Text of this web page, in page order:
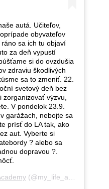
autá. Učiteľov,
obyvateľov
sa ich tu objaví
za deň vypustí
si do ovzdušia
zdraviu škodlivých
sa to zmeniť. 22.
svetový deň bez
zorganizovať výzvu,
V pondelok 23.9.
garážach, nebojte sa
prísť do LA tak, ako
aut. Vyberte si
? alebo sa
dopravou ?.
(@my_life_academy) on